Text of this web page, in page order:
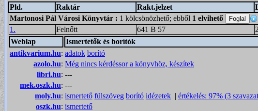
Pld.
Raktár Rakt.jelzet
Martonosi Pál Városi Könyvtár : 1 kölcsönözhető; ebből 1 elvihető
1.
Felnőtt 641 B 57
Weblap
Ismertetők és borítók
antikvarium.hu: adatok borító
azolo.hu: Még nincs kérdéssor a könyvhöz, készítek
libri.hu: ---
mek.oszk.hu: ---
moly.hu: ismertető fülszöveg borító idézetek | értékelés: 97% (3
oszk.hu: ismertető